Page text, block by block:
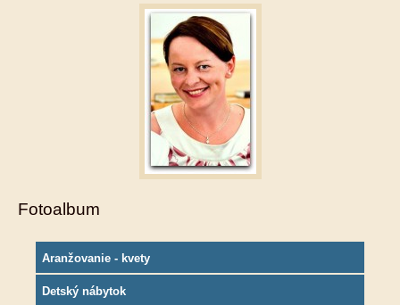
Fotoalbum
Aranžovanie - kvety
Detský nábytok